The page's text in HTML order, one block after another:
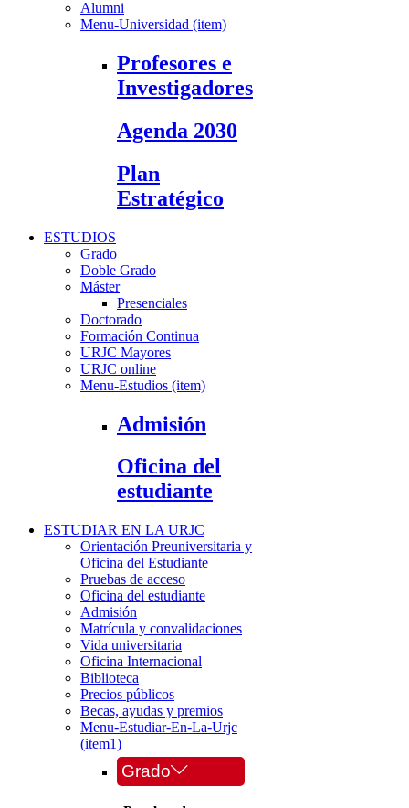
Alumni
Menu-Universidad (item)
Profesores e
Investigadores
Agenda 2030
Plan
Estratégico
ESTUDIOS
Grado
Doble Grado
Máster
Presenciales
Doctorado
Formación Continua
URJC Mayores
URJC online
Menu-Estudios (item)
Admisión
Oficina del
estudiante
ESTUDIAR EN LA URJC
Orientación Preuniversitaria y
Oficina del Estudiante
Pruebas de acceso
Oficina del estudiante
Admisión
Matrícula y convalidaciones
Vida universitaria
Oficina Internacional
Biblioteca
Precios públicos
Becas, ayudas y premios
Menu-Estudiar-En-La-Urjc
(item1)
Grado